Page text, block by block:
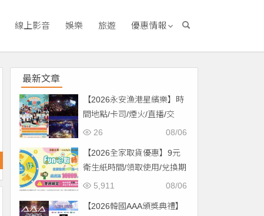
線上影音 娛樂 旅遊 優惠情報
最新文章
【2026永安漁港星繽樂】時
間地點/卡司/煙火/直播/交
通，免費入場！
08/06
26
【2026全家取貨優惠】9元
衛生紙時間/領取使用/兌換期
限一次看！
08/06
5,911
【2026韓國AAA頒獎典禮】